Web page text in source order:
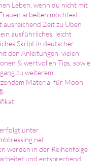
Leben, wenn du nicht mit
arbeiten möchtest
ausreichend Zeit zu Üben
ausführliches, leicht
Skript in deutscher
den Anleitungen, vielen
& wertvollen Tips, sowie
zu weiterem
Material für Moon
unter
werden in der Reihenfolge
und entsprechend